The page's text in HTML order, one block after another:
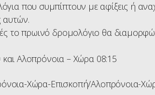
που συμπίπτουν με αφίξεις ή
αυτών.
το πρωινό δρομολόγιο θα
Αλοπρόνοια – Χώρα 08:15
Χώρα-Επισκοπή/Αλοπρόνοια-